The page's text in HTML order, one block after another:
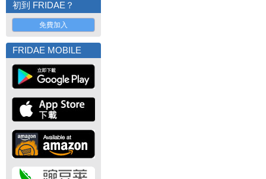
初到 FRIDAE？
免費加入
FRIDAE MOBILE